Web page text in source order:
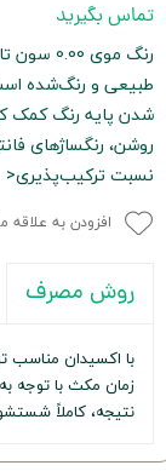
تماس بگیرید
رنگ
طبیعی و رنگ‌شده
شدن پایه رنگ کمک
روشن، رنگساژهای
نسبت ترکیب‌پذیری<
افزودن به علاقه
روش مصرف
با اکسیدان مناسب
زمان مکث با توجه
نتیجه، کاملاً